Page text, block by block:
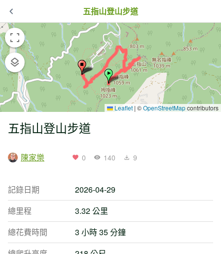
五指山登山步道
Leaflet | ©OpenStreetMapcontributors
五指山登山步道
陳家樂 0 140 9
記錄日期
2026-04-29
總里程
3.32 公里
總花費時間
3 小時 35 分鐘